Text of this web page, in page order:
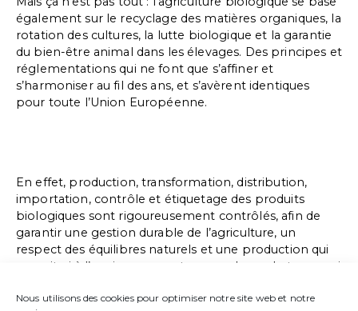
Nous utilisons des cookies pour optimiser notre site web et notre
également sur le recyclage des matières organiques, la
rotation des cultures, la lutte biologique et la garantie
du bien-être animal dans les élevages. Des principes et
réglementations qui ne font que s’affiner et
s’harmoniser au fil des ans, et s’avèrent identiques
pour toute l’Union Européenne.
En effet, production, transformation, distribution,
importation, contrôle et étiquetage des produits
biologiques sont rigoureusement contrôlés, afin de
garantir une gestion durable de l’agriculture, un
respect des équilibres naturels et une production qui
ne nuit ni à l’environnement au sens large du terme, ni